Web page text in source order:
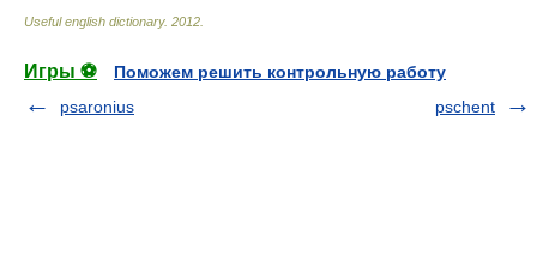
Useful english dictionary. 2012
Игры ⚽
Поможем решить контрольную работу
psaronius
pschent